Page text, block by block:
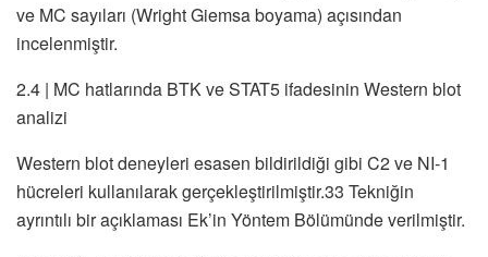
ve MC sayıları (Wright Giemsa boyama) açısından
incelenmiştir.
2.4 | MC hatlarında BTK ve STAT5 ifadesinin Western blot
analizi
Western blot deneyleri esasen bildirildiği gibi C2 ve NI-1
hücreleri kullanılarak gerçekleştirilmiştir.33 Tekniğin
ayrıntılı bir açıklaması Ek’in Yöntem Bölümünde verilmiştir.